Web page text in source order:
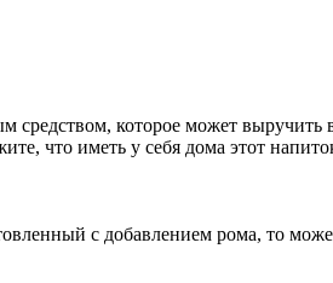
средством, которое может
что иметь у себя дома этот
с добавлением рома, то